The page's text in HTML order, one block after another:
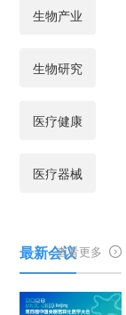
生物产业
生物研究
医疗健康
医疗器械
最新会议查看更多